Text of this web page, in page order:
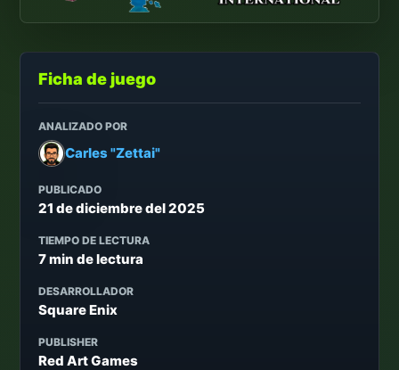
Ficha de juego
ANALIZADO POR
Carles "Zettai"
PUBLICADO
21 de diciembre del 2025
TIEMPO DE LECTURA
7 min de lectura
DESARROLLADOR
Square Enix
PUBLISHER
Red Art Games